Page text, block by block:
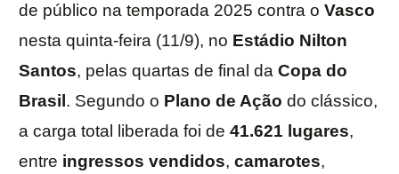
de público na temporada 2025 contra o Vasco
nesta quinta-feira (11/9), no Estádio Nilton
Santos, pelas quartas de final da Copa do
Brasil . Segundo o Plano de Ação do clássico,
a carga total liberada foi de 41.621 lugares,
entre ingressos vendidos, camarotes,